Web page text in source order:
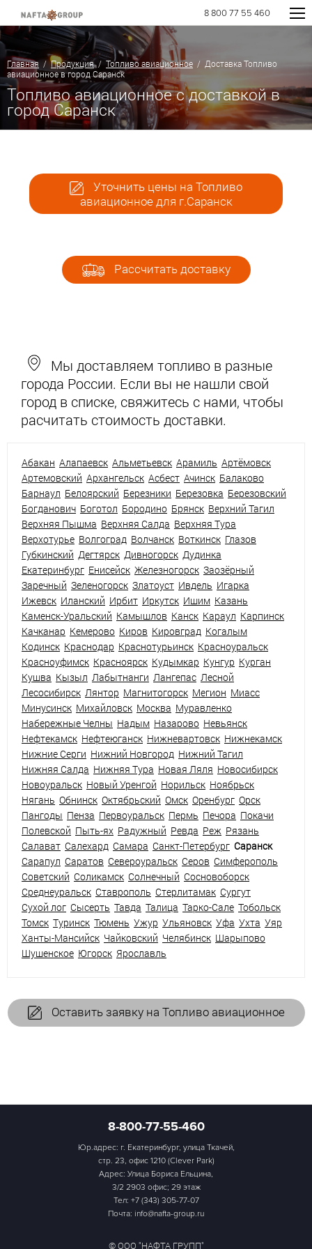
8 800 77 55 460
Главная /Продукция/ Топливо авиационное / Доставка Топливо
авиационное в город Саранск
Топливо авиационное с доставкой в
город Саранск
Уточнить цены на Топливо
авиационное для г.Саранск
Рассчитать доставку
Мы доставляем топливо в разные
города России. Если вы не нашли свой
город в списке, свяжитесь с нами, чтобы
расчитать стоимость доставки.
Абакан Алапаевск Альметьевск Арамиль Артёмовск
Артемовский Архангельск Асбест Ачинск Балаково
Барнаул Белоярский Березники Березовка Березовский
Богданович Боготол Бородино Брянск Верхний Тагил
Верхняя Пышма Верхняя Салда Верхняя Тура
Верхотурье Волгоград Волчанск Воткинск Глазов
Губкинский Дегтярск Дивногорск Дудинка
Екатеринбург Енисейск Железногорск Заозёрный
Заречный Зеленогорск Златоуст Ивдель Игарка
Ижевск Иланский Ирбит Иркутск Ишим Казань
Каменск-Уральский Камышлов Канск Караул Карпинск
Качканар Кемерово Киров Кировград Когалым
Кодинск Краснодар Краснотурьинск Красноуральск
Красноуфимск Красноярск Кудымкар Кунгур Курган
Кушва Кызыл Лабытнанги Лангепас Лесной
Лесосибирск Лянтор Магнитогорск Мегион Миасс
Минусинск Михайловск Москва Муравленко
Набережные Челны Надым Назарово Невьянск
Нефтекамск Нефтеюганск Нижневартовск Нижнекамск
Нижние Серги Нижний Новгород Нижний Тагил
Нижняя Салда Нижняя Тура Новая Ляля Новосибирск
Новоуральск Новый Уренгой Норильск Ноябрьск
Нягань Обнинск Октябрьский Омск Оренбург Орск
Пангоды Пенза Первоуральск Пермь Печора Покачи
Полевской Пыть-ях Радужный Ревда Реж Рязань
Салават Салехард Самара Санкт-Петербург Саранск
Сарапул Саратов Североуральск Серов Симферополь
Советский Соликамск Солнечный Сосновоборск
Среднеуральск Ставрополь Стерлитамак Сургут
Сухой лог Сысерть Тавда Талица Тарко-Сале Тобольск
Томск Туринск Тюмень Ужур Ульяновск Уфа Ухта Уяр
Ханты-Мансийск Чайковский Челябинск Шарыпово
Шушенское Югорск Ярославль
Оставить заявку на Топливо авиационное
8-800-77-55-460
Юр.адрес: г. Екатеринбург, улица Ткачей,
стр. 23, офис 1210 (Clever Park)
Адрес: Улица Бориса Ельцина,
3/2 2903 офис; 29 этаж
Тел: +7 (343) 305-77-07
Почта: info@nafta-group.ru
© ООО "НАФТА ГРУПП"